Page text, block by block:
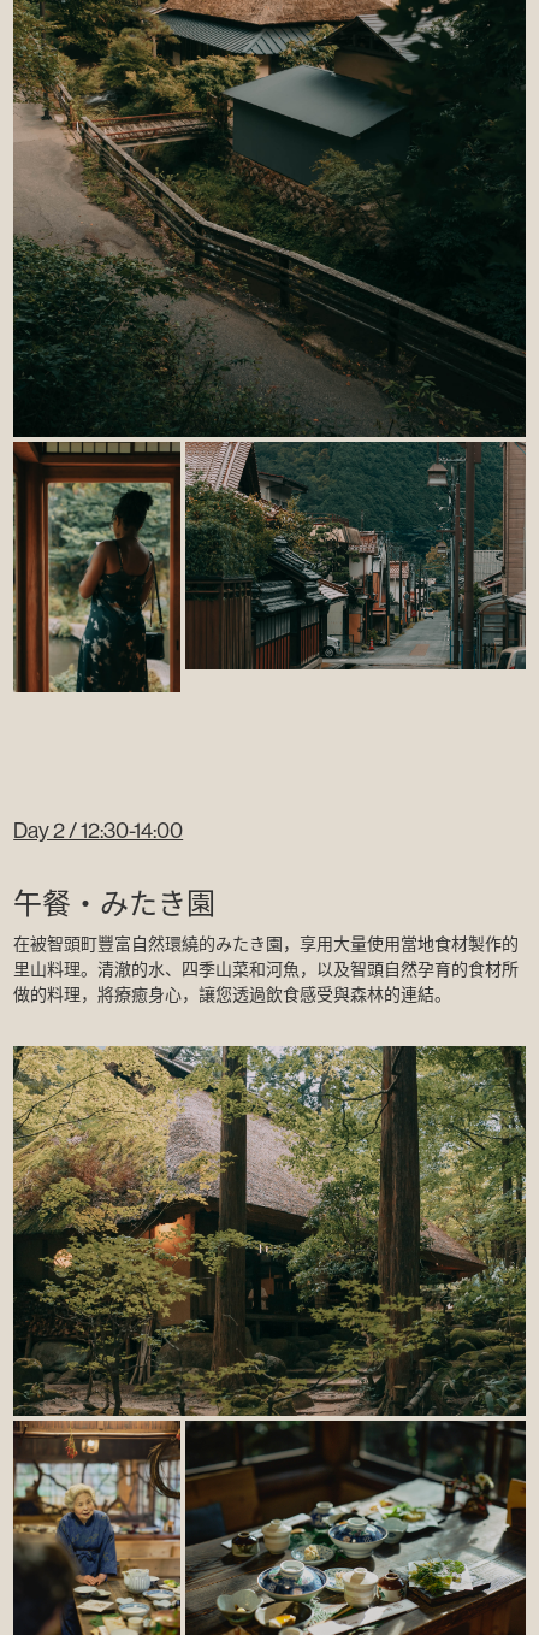
Day 2 / 12:30-14:00
午餐・みたき園
在被智頭町豐富自然環繞的みたき園，享用大量使用當地食材製作的
里山料理。清澈的水、四季山菜和河魚，以及智頭自然孕育的食材所
做的料理，將療癒身心，讓您透過飲食感受與森林的連結。